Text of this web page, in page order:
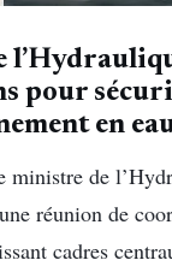
pour
en
ministre de
réunion de
cadres